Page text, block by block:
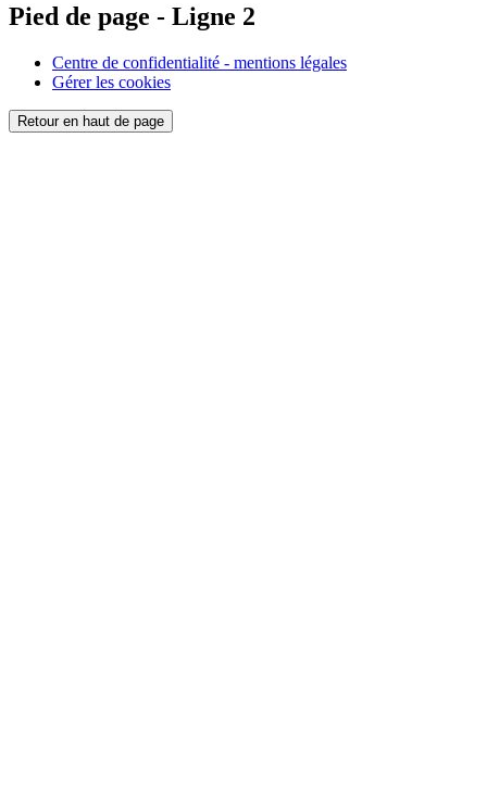
Pied de page - Ligne 2
Centre de confidentialité - mentions légales
Gérer les cookies
Retour en haut de page